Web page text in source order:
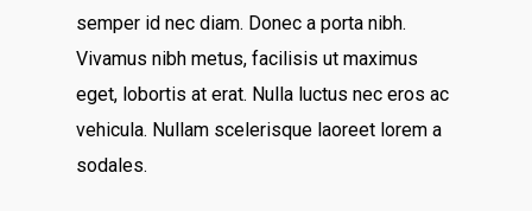
semper id nec diam. Donec a porta nibh.
Vivamus nibh metus, facilisis ut maximus
eget, lobortis at erat. Nulla luctus nec eros ac
vehicula. Nullam scelerisque laoreet lorem a
sodales.